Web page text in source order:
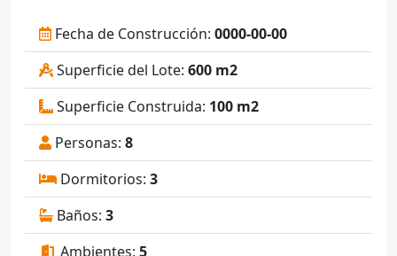
Fecha de Construcción: 0000-00-00
Superficie del Lote: 600 m2
Superficie Construida: 100 m2
Personas: 8
Dormitorios: 3
Baños: 3
Ambientes: 5